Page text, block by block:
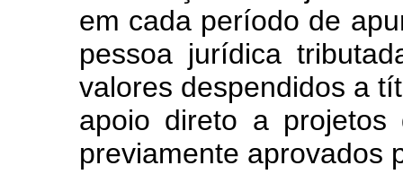
em cada período de
pessoa jurídica
valores despendidos a
apoio direto a projetos
previamente aprovados